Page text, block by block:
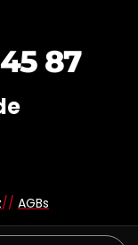
87
// AGBs